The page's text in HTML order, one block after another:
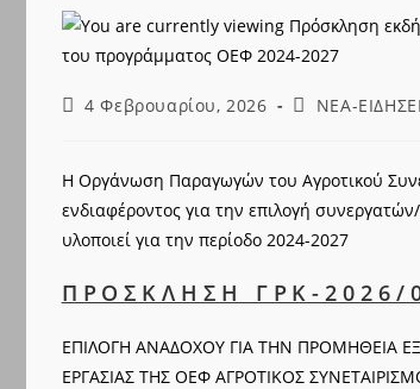
Post4 Φεβρουαρίου, 2026
PostΝΕΑ-
Η Οργάνωση Παραγωγών του Αγροτικού
ενδιαφέροντος για την επιλογή
υλοποιεί για την περίοδο 2024-2027
ΠΡΟΣΚΛΗΣΗ ΓΡΚ-2026/
ΕΠΙΛΟΓΗ ΑΝΑΔΟΧΟΥ ΓΙΑ ΤΗΝ ΠΡΟΜΗΘΕΙΑ
ΕΡΓΑΣΙΑΣ ΤΗΣ ΟΕΦ ΑΓΡΟΤΙΚΟΣ